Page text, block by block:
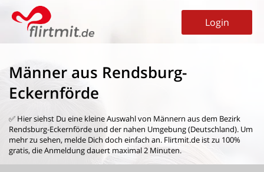
Login
Männer aus Rendsburg-
Eckernförde
✅ Hier siehst Du eine kleine Auswahl von Männern aus dem Bezirk
Rendsburg-Eckernförde und der nahen Umgebung (Deutschland). Um
mehr zu sehen, melde Dich doch einfach an. Flirtmit.de ist zu 100%
gratis, die Anmeldung dauert maximal 2 Minuten.